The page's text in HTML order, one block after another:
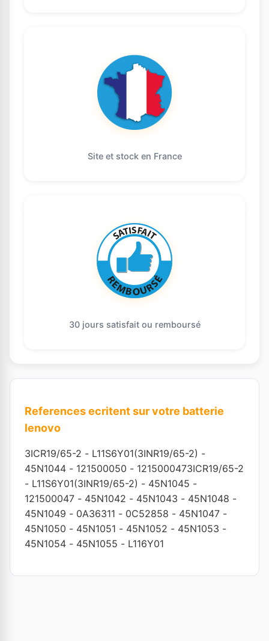
Site et stock en France
30 jours satisfait ou remboursé
References ecritent sur votre batterie
lenovo
3ICR19/65-2 - L11S6Y01(3INR19/65-2) -
45N1044 - 121500050 - 1215000473ICR19/65-2
- L11S6Y01(3INR19/65-2) - 45N1045 -
121500047 - 45N1042 - 45N1043 - 45N1048 -
45N1049 - 0A36311 - 0C52858 - 45N1047 -
45N1050 - 45N1051 - 45N1052 - 45N1053 -
45N1054 - 45N1055 - L116Y01